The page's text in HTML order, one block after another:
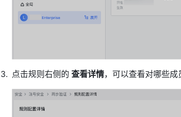
点击规则右侧的 查看详情，可以查看对哪些成